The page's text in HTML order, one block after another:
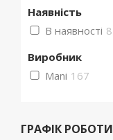
Наявність
В наявності 8
Виробник
Mani 167
ГРАФІК РОБОТИ